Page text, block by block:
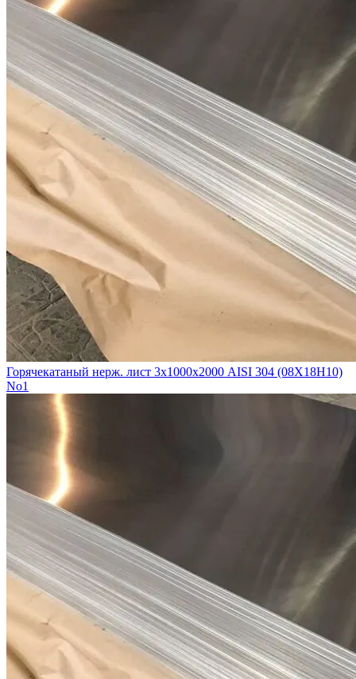
Горячекатаный нерж. лист 3х1000х2000 AISI 304 (08Х18Н10)
No1